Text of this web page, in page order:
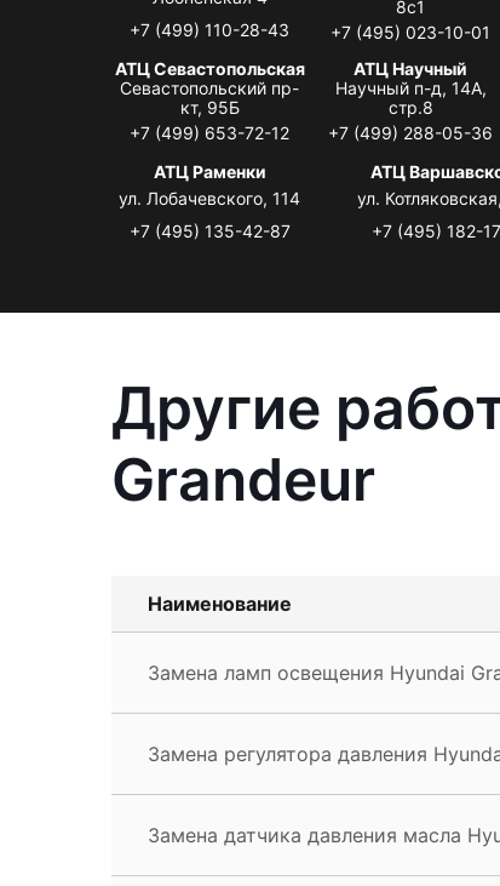
+7 (499) 110-28-43
8с1
+7 (495) 023-10-01
АТЦ Севастопольская
Севастопольский пр-
кт, 95Б
+7 (499) 653-72-12
АТЦ Научный
Научный п-д, 14А,
стр.8
+7 (499) 288-05-36
АТЦ Раменки
ул. Лобачевского, 114
+7 (495) 135-42-87
АТЦ
ул.
+7 (495) 182-
Другие
Grandeur
Наименование
Замена ламп освещения Hyundai
Замена регулятора давления
Замена датчика давления масла